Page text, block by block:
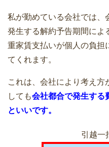
学生と独
した？
私が勤めている会社では、
発生する解約予告期間によ
重家賃支払いが個人の負担
てくれます。
これは、会社により考え方
しても会社都合で発生する
といいです。
引越一